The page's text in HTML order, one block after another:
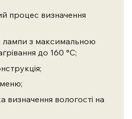
процес визначення
лампи з максимальною
до 160 °С;
визначення вологості на